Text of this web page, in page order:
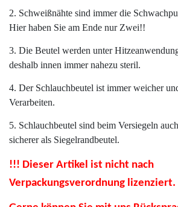
2. Schweißnähte sind immer die
Hier haben Sie am Ende nur Zwei!!
3. Die Beutel werden unter
deshalb innen immer nahezu steril.
4. Der Schlauchbeutel ist immer weicher
Verarbeiten.
5. Schlauchbeutel sind beim Versiegeln
sicherer als Siegelrandbeutel.
!!! Dieser Artikel ist nicht nach
Verpackungsverordnung lizenziert.